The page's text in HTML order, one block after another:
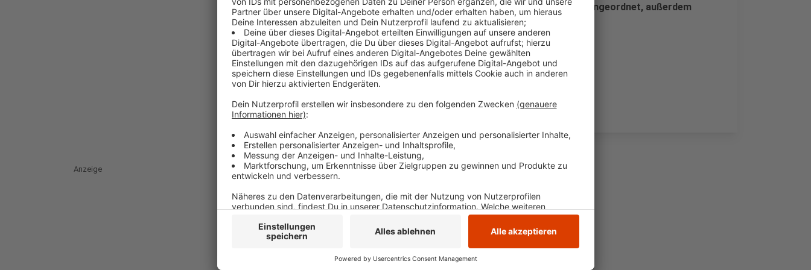
einen Wert von über zwei Promille. Es wurde eine Blutprobe angeordnet, außerdem
kassierte die Polizei den Führerschein des 38-Jährigen ein.
Veröffentlicht: Dienstag, 11.03.2025 17:13
Anzeige
Anzeige